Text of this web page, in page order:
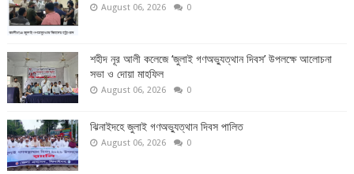
August 06, 2026 0
শহীদ নূর আলী কলেজে ‘জুলাই গণঅভ্যুত্থান দিবস’ উপলক্ষে আলোচনা
সভা ও দোয়া মাহফিল
August 06, 2026 0
ঝিনাইদহে জুলাই গণঅভ্যুত্থান দিবস পালিত
August 06, 2026 0